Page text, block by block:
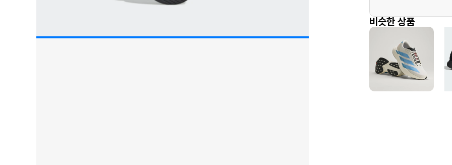
비슷한 상품